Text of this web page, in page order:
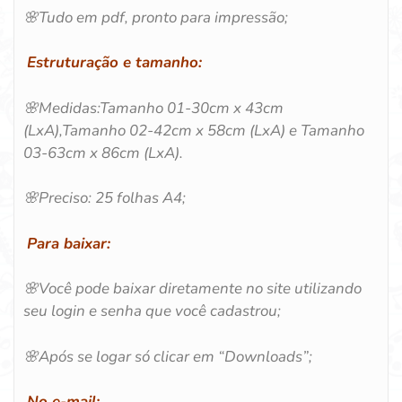
🌸Tudo em pdf, pronto para impressão;
Estruturação e tamanho:
🌸Medidas:Tamanho 01-30cm x 43cm
(LxA),Tamanho 02-42cm x 58cm (LxA) e Tamanho
03-63cm x 86cm (LxA).
🌸Preciso: 25 folhas A4;
Para baixar:
🌸Você pode baixar diretamente no site utilizando
seu login e senha que você cadastrou;
🌸Após se logar só clicar em “Downloads”;